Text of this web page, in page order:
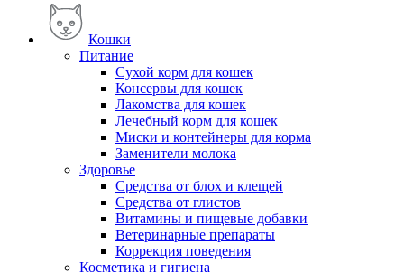
Кошки
Питание
Сухой корм для кошек
Консервы для кошек
Лакомства для кошек
Лечебный корм для кошек
Миски и контейнеры для корма
Заменители молока
Здоровье
Средства от блох и клещей
Средства от глистов
Витамины и пищевые добавки
Ветеринарные препараты
Коррекция поведения
Косметика и гигиена